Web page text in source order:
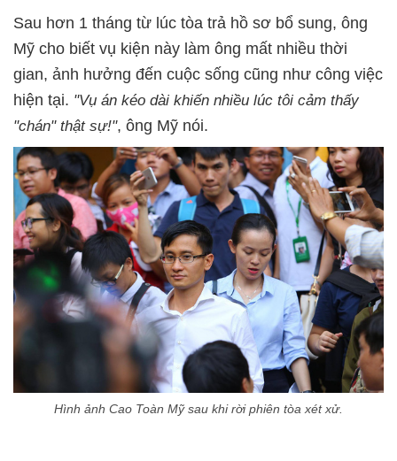
Sau hơn 1 tháng từ lúc tòa trả hồ sơ bổ sung, ông
Mỹ cho biết vụ kiện này làm ông mất nhiều thời
gian, ảnh hưởng đến cuộc sống cũng như công việc
hiện tại. "Vụ án kéo dài khiến nhiều lúc tôi cảm thấy
"chán" thật sự!", ông Mỹ nói.
Hình ảnh Cao Toàn Mỹ sau khi rời phiên tòa xét xử.